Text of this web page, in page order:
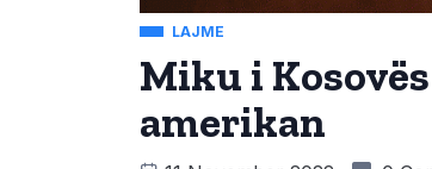
LAJME
Miku i
amerikan